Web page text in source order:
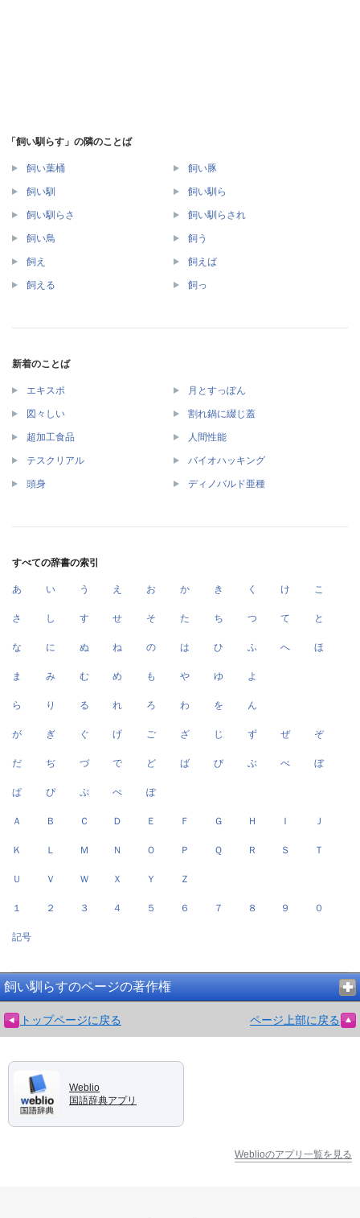
「飼い馴らす」の隣のことば
飼い葉桶 飼い豚
飼い馴 飼い馴ら
飼い馴らさ 飼い馴らされ
飼い鳥 飼う
飼え 飼えば
飼える 飼っ
新着のことば
エキスポ 月とすっぽん
図々しい 割れ鍋に綴じ蓋
超加工食品 人間性能
テスクリアル バイオハッキング
頭身 ディノバルド亜種
すべての辞書の索引
あ い う え お か き く け こ
さ し す せ そ た ち つ て と
な に ぬ ね の は ひ ふ へ ほ
ま み む め も や ゆ よ
ら り る れ ろ わ を ん
が ぎ ぐ げ ご ざ じ ず ぜ ぞ
だ ぢ づ で ど ば び ぶ べ ぼ
ぱ ぴ ぷ ぺ ぽ
Ａ Ｂ Ｃ Ｄ Ｅ Ｆ Ｇ Ｈ Ｉ Ｊ
Ｋ Ｌ Ｍ Ｎ Ｏ Ｐ Ｑ Ｒ Ｓ Ｔ
Ｕ Ｖ Ｗ Ｘ Ｙ Ｚ
１ ２ ３ ４ ５ ６ ７ ８ ９ ０
記号
飼い馴らすのページの著作権
トップページに戻る ページ上部に戻る
Weblio
国語辞典アプリ
Weblioのアプリ一覧を見る